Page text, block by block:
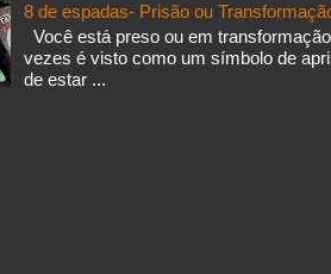
8 de espadas- Prisão ou
Você está preso ou em
vezes é visto como um símbolo de
de estar ...